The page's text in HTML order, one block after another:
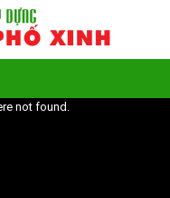
not found.